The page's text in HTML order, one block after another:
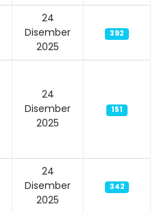
24
Disember
2025
392
24
Disember
2025
151
24
Disember
2025
342